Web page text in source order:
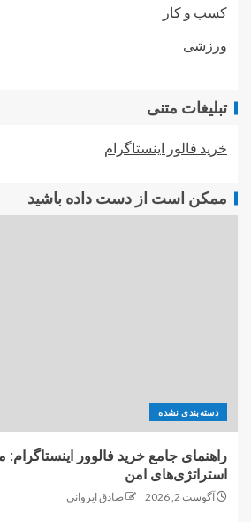
کسب و کار
ورزشی
تبلیغات متنی
خرید فالور اینستاگرام
ممکن است از دست داده باشید
دسته‌بندی نشده
راهنمای جامع خرید فالوور اینستاگرام:
استراتژی‌های امن
آگوست 2, 2026 صادق ایروانی